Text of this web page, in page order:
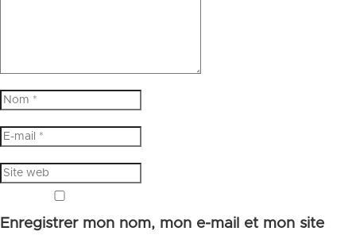
Enregistrer mon nom, mon e-mail et mon site